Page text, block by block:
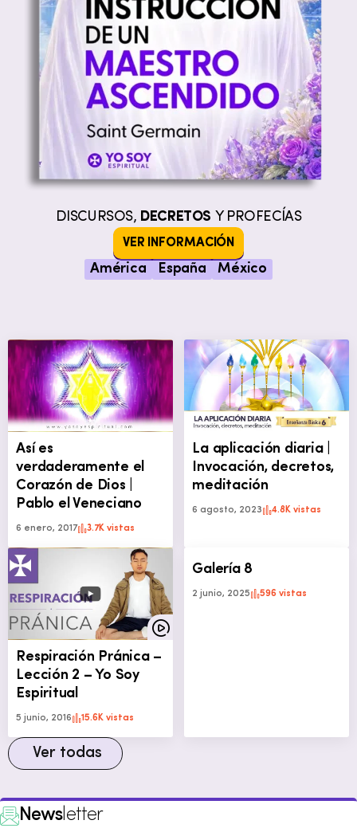
DISCURSOS, DECRETOS Y PROFECÍAS
VER INFORMACIÓN
América España México
Así es
verdaderamente el
Corazón de Dios |
Pablo el Veneciano
6 enero, 2017 3.7K vistas
La aplicación diaria |
Invocación, decretos,
meditación
6 agosto, 2023 4.8K vistas
Respiración Pránica –
Lección 2 – Yo Soy
Espiritual
5 junio, 2016 15.6K vistas
Galería 8
2 junio, 2025 596 vistas
Ver todas
Newsletter